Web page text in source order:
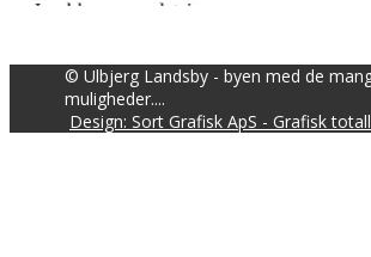
© Ulbjerg Landsby - byen med de
muligheder....
Design: Sort Grafisk ApS - Grafisk